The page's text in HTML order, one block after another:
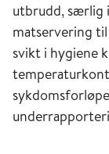
utbrudd, særlig
matservering
svikt i hygiene